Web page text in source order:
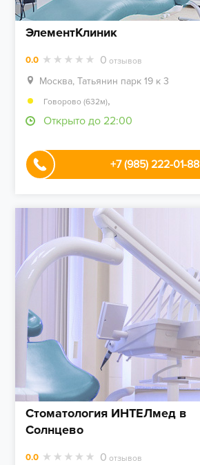
ЭлементКлиник
0.0 0 отзывов
Москва, Татьянин парк 19 к 3
Говорово (632м),
Открыто до 22:00
+7 (985) 222-01-88
Стоматология ИНТЕЛмед в
Солнцево
0.0 0 отзывов